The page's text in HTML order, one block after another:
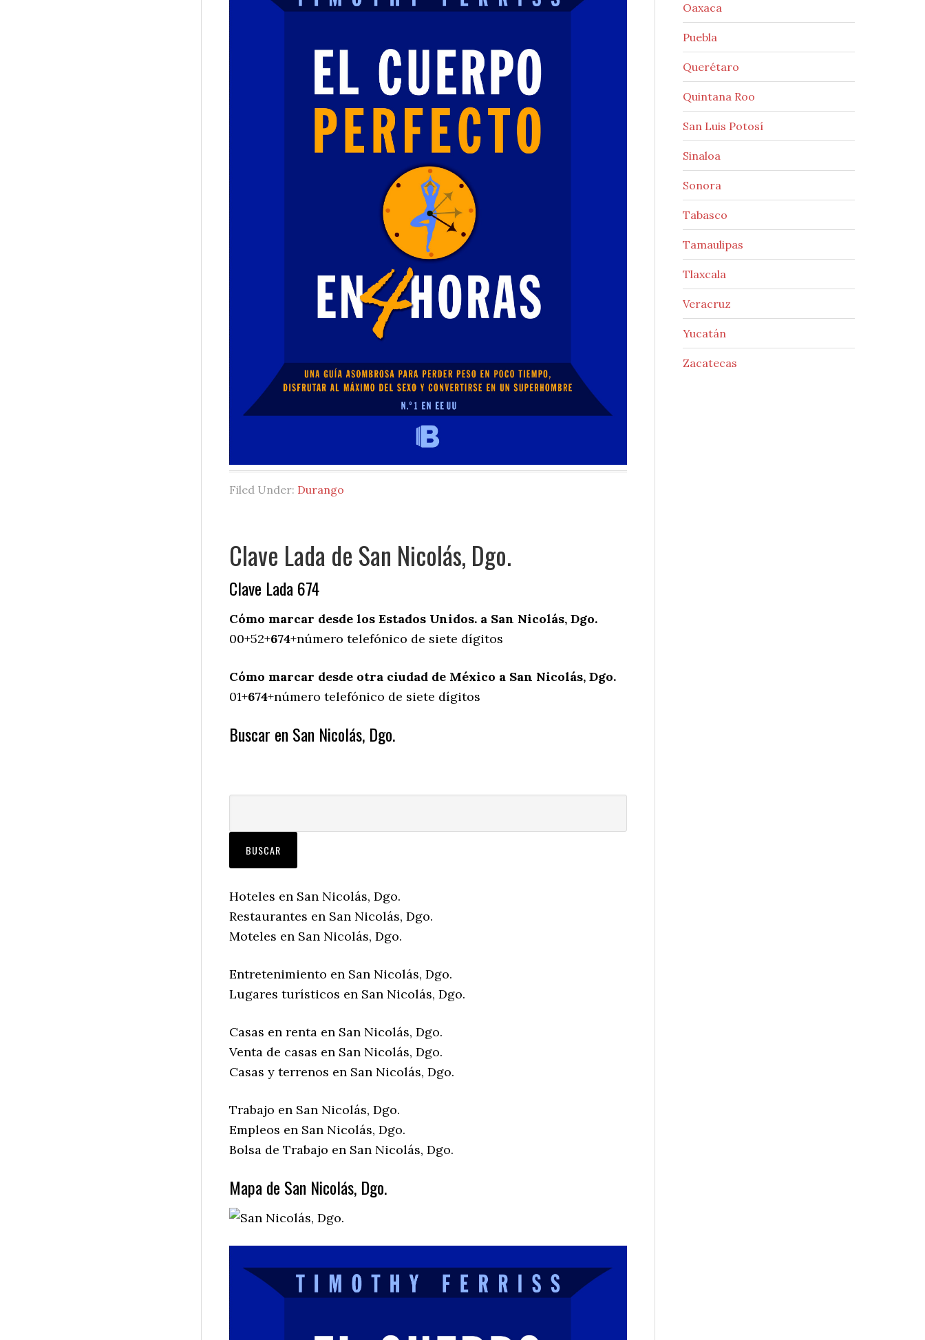
Filed Under: Durango
Clave Lada de San Nicolás, Dgo.
Clave Lada 674
Cómo marcar desde los Estados Unidos. a San Nicolás, Dgo.
00+52+674+número telefónico de siete dígitos
Cómo marcar desde otra ciudad de México a San Nicolás, Dgo.
01+674+número telefónico de siete dígitos
Buscar en San Nicolás, Dgo.
Hoteles en San Nicolás, Dgo.
Restaurantes en San Nicolás, Dgo.
Moteles en San Nicolás, Dgo.
Entretenimiento en San Nicolás, Dgo.
Lugares turísticos en San Nicolás, Dgo.
Casas en renta en San Nicolás, Dgo.
Venta de casas en San Nicolás, Dgo.
Casas y terrenos en San Nicolás, Dgo.
Trabajo en San Nicolás, Dgo.
Empleos en San Nicolás, Dgo.
Bolsa de Trabajo en San Nicolás, Dgo.
Mapa de San Nicolás, Dgo.
Oaxaca
Puebla
Querétaro
Quintana Roo
San Luis Potosí
Sinaloa
Sonora
Tabasco
Tamaulipas
Tlaxcala
Veracruz
Yucatán
Zacatecas